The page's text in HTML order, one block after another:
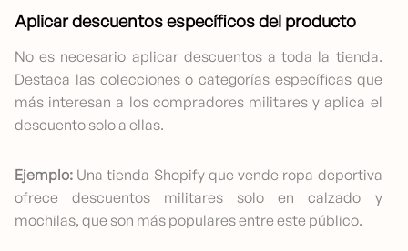
Aplicar descuentos específicos del producto
No es necesario aplicar descuentos a toda la tienda.
Destaca las colecciones o categorías específicas que
más interesan a los compradores militares y aplica el
descuento solo a ellas.
Ejemplo: Una tienda Shopify que vende ropa deportiva
ofrece descuentos militares solo en calzado y
mochilas, que son más populares entre este público.